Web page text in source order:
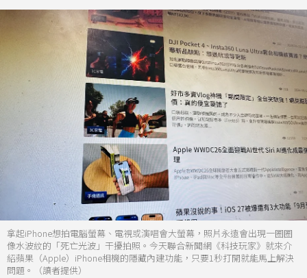
拿起iPhone想拍電腦螢幕、電視或演唱會大螢幕，照片永遠會出現一圈圈
像水波紋的「死亡光波」干擾拍照。今天聯合新聞網《科技玩家》就來介
紹蘋果（Apple）iPhone相機的隱藏內建功能，只要1秒打開就能馬上解決
問題。（讀者提供）